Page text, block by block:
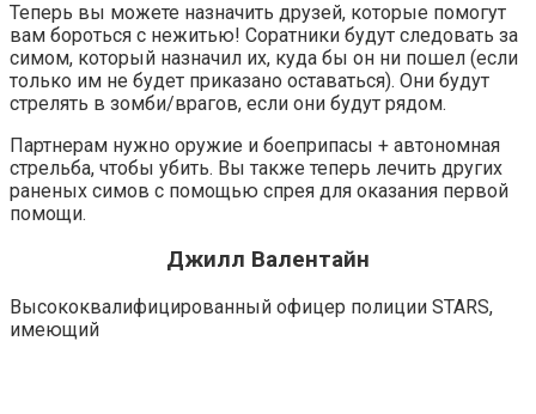
Теперь вы можете назначить друзей, которые помогут
вам бороться с нежитью! Соратники будут следовать за
симом, который назначил их, куда бы он ни пошел (если
только им не будет приказано оставаться). Они будут
стрелять в зомби/врагов, если они будут рядом.
Партнерам нужно оружие и боеприпасы + автономная
стрельба, чтобы убить. Вы также теперь лечить других
раненых симов с помощью спрея для оказания первой
помощи.
Джилл Валентайн
Высококвалифицированный офицер полиции STARS,
имеющий